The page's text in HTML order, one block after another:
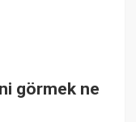
görmek ne